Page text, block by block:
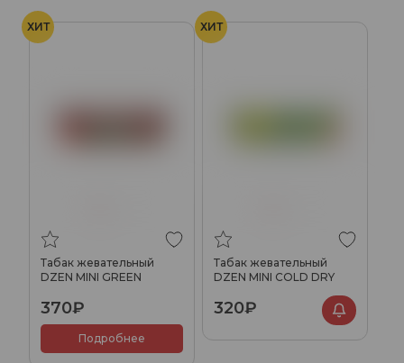
ХИТ
Табак жевательный
DZEN MINI GREEN
370₽
Подробнее
ХИТ
Табак жевательный
DZEN MINI COLD DRY
320₽